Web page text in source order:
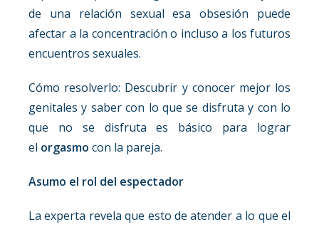
de una relación sexual esa obsesión puede
afectar a la concentración o incluso a los futuros
encuentros sexuales.
Cómo resolverlo: Descubrir y conocer mejor los
genitales y saber con lo que se disfruta y con lo
que no se disfruta es básico para lograr
el orgasmo con la pareja.
Asumo el rol del espectador
La experta revela que esto de atender a lo que el